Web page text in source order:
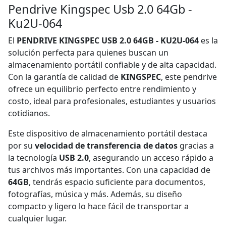
Pendrive Kingspec Usb 2.0 64Gb -
Ku2U-064
El PENDRIVE KINGSPEC USB 2.0 64GB - KU2U-064 es la
solución perfecta para quienes buscan un
almacenamiento portátil confiable y de alta capacidad.
Con la garantía de calidad de KINGSPEC, este pendrive
ofrece un equilibrio perfecto entre rendimiento y
costo, ideal para profesionales, estudiantes y usuarios
cotidianos.
Este dispositivo de almacenamiento portátil destaca
por su velocidad de transferencia de datos gracias a
la tecnología USB 2.0, asegurando un acceso rápido a
tus archivos más importantes. Con una capacidad de
64GB, tendrás espacio suficiente para documentos,
fotografías, música y más. Además, su diseño
compacto y ligero lo hace fácil de transportar a
cualquier lugar.